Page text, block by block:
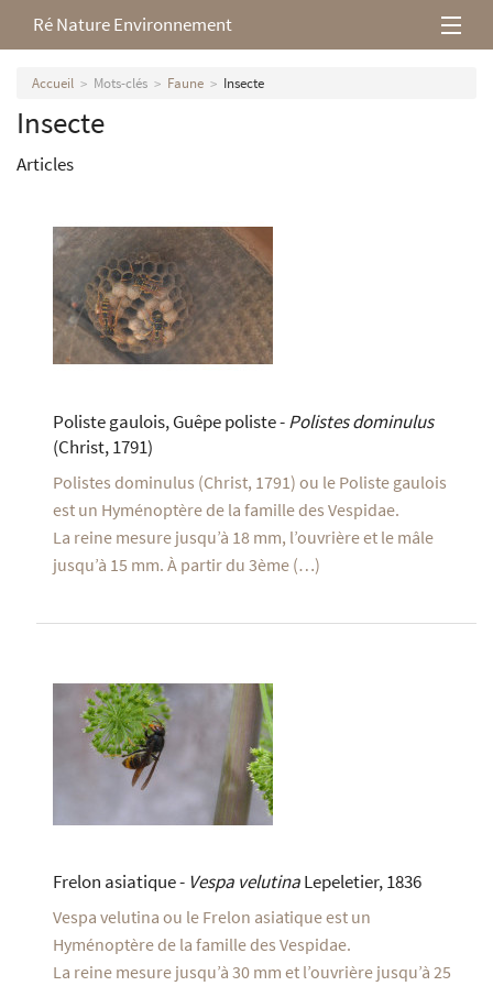
Ré Nature Environnement
L’association
Milieux rétais
Accueil Mots-clés Faune Insecte
Insecte
Articles
Poliste gaulois, Guêpe poliste -Polistes dominulus
(Christ, 1791)
Polistes dominulus (Christ, 1791) ou le Poliste gaulois
est un Hyménoptère de la famille des Vespidae.
La reine mesure jusqu’à 18 mm, l’ouvrière et le mâle
jusqu’à 15 mm. À partir du 3ème (…)
Frelon asiatique - Vespa velutinaLepeletier, 1836
Vespa velutina ou le Frelon asiatique est un
Hyménoptère de la famille des Vespidae.
La reine mesure jusqu’à 30 mm et l’ouvrière jusqu’à 25